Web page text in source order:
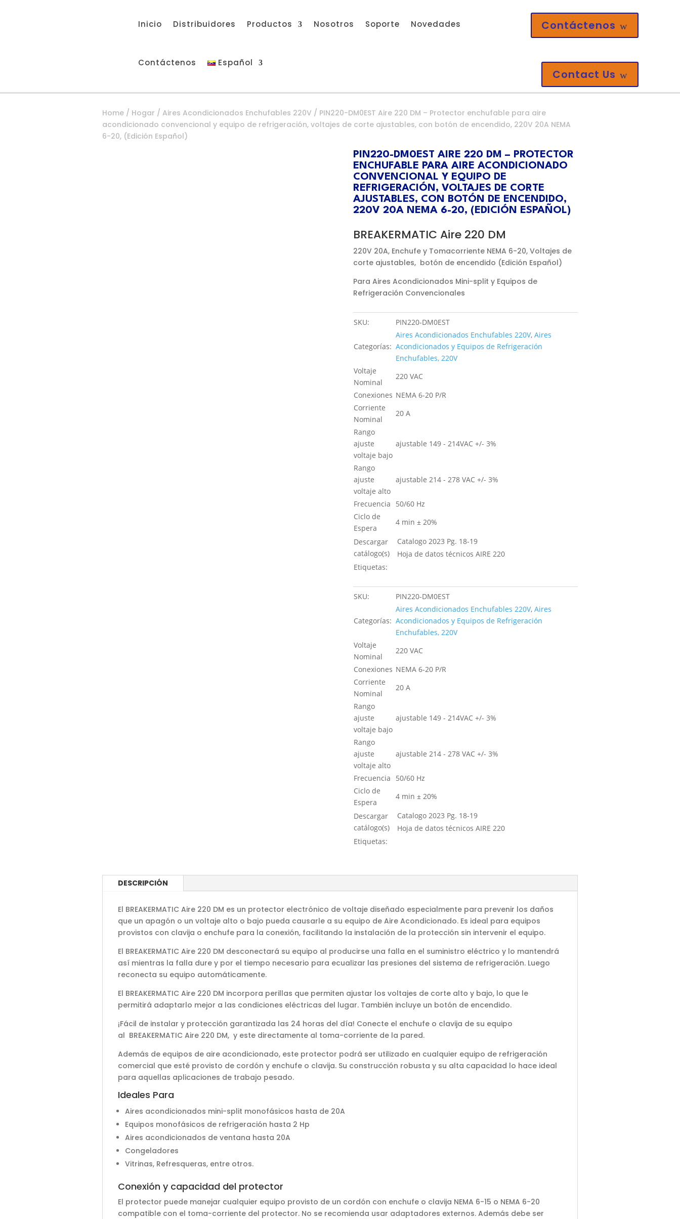
Inicio Distribuidores Productos Nosotros Soporte Novedades
Contáctenos Español
Contáctenos w
Contact Us w
Home/ Hogar / Aires Acondicionados Enchufables 220V / PIN220-DM0EST Aire 220 DM – Protector enchufable para aire
acondicionado convencional y equipo de refrigeración, voltajes de corte ajustables, con botón de encendido, 220V 20A NEMA
6-20, (Edición Español)
PIN220-DM0EST AIRE 220 DM – PROTECTOR
ENCHUFABLE PARA AIRE ACONDICIONADO
CONVENCIONAL Y EQUIPO DE
REFRIGERACIÓN, VOLTAJES DE CORTE
AJUSTABLES, CON BOTÓN DE ENCENDIDO,
220V 20A NEMA 6-20, (EDICIÓN ESPAÑOL)
BREAKERMATIC Aire 220 DM
220V 20A, Enchufe y Tomacorriente NEMA 6-20, Voltajes de
corte ajustables, botón de encendido (Edición Español)
Para Aires Acondicionados Mini-split y Equipos de
Refrigeración Convencionales
SKU: PIN220-DM0EST
Categorías:
Aires Acondicionados Enchufables 220V, Aires
Acondicionados y Equipos de Refrigeración
Enchufables, 220V
Voltaje
Nominal
220 VAC
Conexiones NEMA 6-20 P/R
Corriente
Nominal
20 A
Rango
ajuste
voltaje bajo
ajustable 149 - 214VAC +/- 3%
Rango
ajuste
voltaje alto
ajustable 214 - 278 VAC +/- 3%
Frecuencia
50/60 Hz
Ciclo de
Espera
4 min ± 20%
Descargar
catálogo(s)
Catalogo 2023 Pg. 18-19
Hoja de datos técnicos AIRE 220
Etiquetas:
SKU: PIN220-DM0EST
Categorías:
Aires Acondicionados Enchufables 220V, Aires
Acondicionados y Equipos de Refrigeración
Enchufables, 220V
Voltaje
Nominal
220 VAC
Conexiones NEMA 6-20 P/R
Corriente
Nominal
20 A
Rango
ajuste
voltaje bajo
ajustable 149 - 214VAC +/- 3%
Rango
ajuste
voltaje alto
ajustable 214 - 278 VAC +/- 3%
Frecuencia
50/60 Hz
Ciclo de
Espera
4 min ± 20%
Descargar
catálogo(s)
Catalogo 2023 Pg. 18-19
Hoja de datos técnicos AIRE 220
Etiquetas:
DESCRIPCIÓN
El BREAKERMATIC Aire 220 DM es un protector electrónico de voltaje diseñado especialmente para prevenir los daños
que un apagón o un voltaje alto o bajo pueda causarle a su equipo de Aire Acondicionado. Es ideal para equipos
provistos con clavija o enchufe para la conexión, facilitando la instalación de la protección sin intervenir el equipo.
El BREAKERMATIC Aire 220 DM desconectará su equipo al producirse una falla en el suministro eléctrico y lo mantendrá
así mientras la falla dure y por el tiempo necesario para ecualizar las presiones del sistema de refrigeración. Luego
reconecta su equipo automáticamente.
El BREAKERMATIC Aire 220 DM incorpora perillas que permiten ajustar los voltajes de corte alto y bajo, lo que le
permitirá adaptarlo mejor a las condiciones eléctricas del lugar. También incluye un botón de encendido.
¡Fácil de instalar y protección garantizada las 24 horas del día! Conecte el enchufe o clavija de su equipo
al BREAKERMATIC Aire 220 DM, y este directamente al toma-corriente de la pared.
Además de equipos de aire acondicionado, este protector podrá ser utilizado en cualquier equipo de refrigeración
comercial que esté provisto de cordón y enchufe o clavija. Su construcción robusta y su alta capacidad lo hace ideal
para aquellas aplicaciones de trabajo pesado.
Ideales Para
Aires acondicionados mini-split monofásicos hasta de 20A
Equipos monofásicos de refrigeración hasta 2 Hp
Aires acondicionados de ventana hasta 20A
Congeladores
Vitrinas, Refresqueras, entre otros.
Conexión y capacidad del protector
El protector puede manejar cualquier equipo provisto de un cordón con enchufe o clavija NEMA 6-15 o NEMA 6-20
compatible con el toma-corriente del protector. No se recomienda usar adaptadores externos. Además debe ser